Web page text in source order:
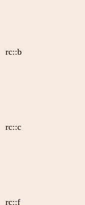
rc::b
rc::c
rc::f